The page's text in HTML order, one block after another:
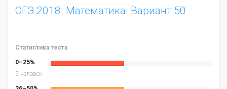
ОГЭ 2018. Математика. Вариант 50
Статистика теста
0–25%
5 человек